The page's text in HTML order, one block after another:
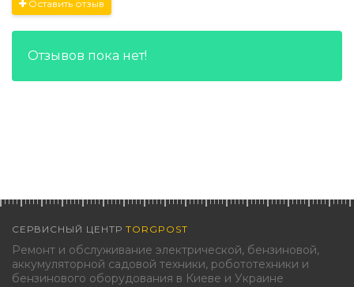
Оставить отзыв
Отзывов пока нет!
СЕРВИСНЫЙ ЦЕНТР TORGPOST
Ремонт и обслуживание электрической, бензиновой,
аккумуляторной садовой техники, робототехники и
бензинового оборудования в Киеве и Украине